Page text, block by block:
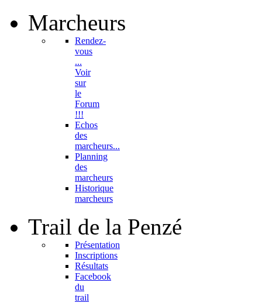
Marcheurs
Rendez-
vous
...
Voir
sur
le
Forum
!!!
Echos
des
marcheurs...
Planning
des
marcheurs
Historique
marcheurs
Trail de la Penzé
Présentation
Inscriptions
Résultats
Facebook
du
trail